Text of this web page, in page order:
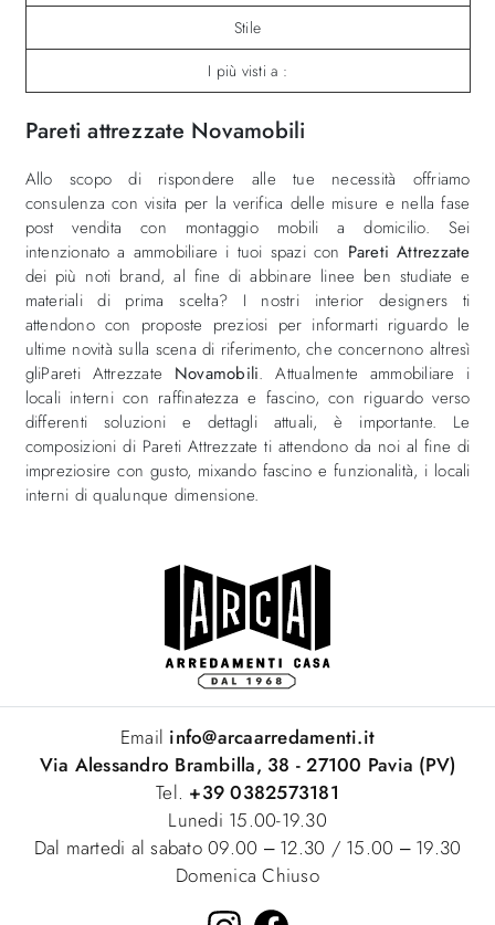
Stile
I più visti a :
Pareti attrezzate Novamobili
Allo scopo di rispondere alle tue necessità offriamo
consulenza con visita per la verifica delle misure e nella fase
post vendita con montaggio mobili a domicilio. Sei
intenzionato a ammobiliare i tuoi spazi con Pareti Attrezzate
dei più noti brand, al fine di abbinare linee ben studiate e
materiali di prima scelta? I nostri interior designers ti
attendono con proposte preziosi per informarti riguardo le
ultime novità sulla scena di riferimento, che concernono altresì
gliPareti Attrezzate Novamobili. Attualmente ammobiliare i
locali interni con raffinatezza e fascino, con riguardo verso
differenti soluzioni e dettagli attuali, è importante. Le
composizioni di Pareti Attrezzate ti attendono da noi al fine di
impreziosire con gusto, mixando fascino e funzionalità, i locali
interni di qualunque dimensione.
Email info@arcaarredamenti.it
Via Alessandro Brambilla, 38 - 27100 Pavia (PV)
Tel. +39 0382573181
Lunedi 15.00-19.30
Dal martedi al sabato 09.00 – 12.30 / 15.00 – 19.30
Domenica Chiuso